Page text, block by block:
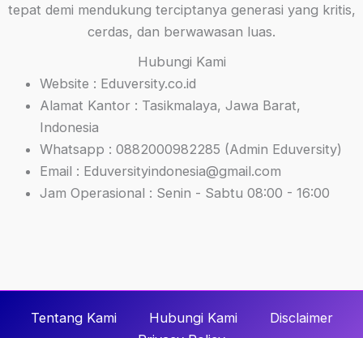
tepat demi mendukung terciptanya generasi yang kritis,
cerdas, dan berwawasan luas.
Hubungi Kami
Website : Eduversity.co.id
Alamat Kantor : Tasikmalaya, Jawa Barat,
Indonesia
Whatsapp : 0882000982285 (Admin Eduversity)
Email : Eduversityindonesia@gmail.com
Jam Operasional : Senin - Sabtu 08:00 - 16:00
Tentang Kami Hubungi Kami
Disclaimer